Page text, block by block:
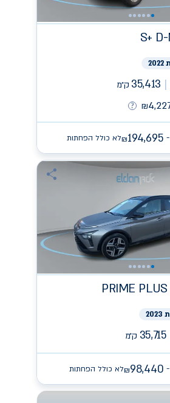
S+
35,413 ק״מ
₪
₪194,695 לא כולל הפחתות
35,715 ק״מ
₪98,440 לא כולל הפחתות